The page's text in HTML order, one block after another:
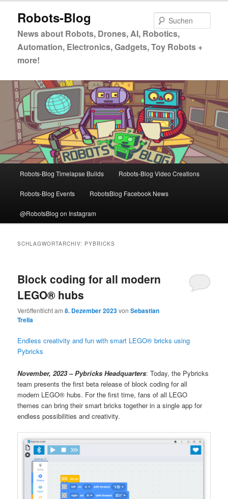
primären
springen
sekundären
springen
Robots-Blog
News about Robots, Drones, AI, Robotics,
Automation, Electronics, Gadgets, Toy Robots +
more!
Robots-Blog Timelapse Builds Robots-Blog Video Creations
Robots-Blog Events RobotsBlog Facebook News
@RobotsBlog on Instagram
SCHLAGWORTARCHIV: PYBRICKS
Block coding for all modern
LEGO® hubs
Veröffentlicht am8. Dezember 2023vonSebastian
Trella
Endless creativity and fun with smart LEGO® bricks using
Pybricks
November, 2023 – Pybricks Headquarters: Today, the Pybricks
team presents the first beta release of block coding for all
modern LEGO® hubs. For the first time, fans of all LEGO
themes can bring their smart bricks together in a single app for
endless possibilities and creativity.